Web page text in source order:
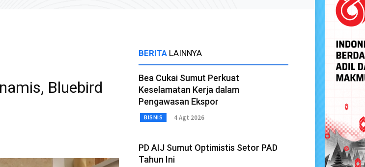
Bluebird
BERITA LAINNYA
Bea Cukai Sumut Perkuat
Keselamatan Kerja dalam
Pengawasan Ekspor
BISNIS 4 Agt 2026
PD AIJ Sumut Optimistis Setor PAD
Tahun Ini